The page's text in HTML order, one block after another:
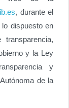
, durante el
lo dispuesto en
y la Ley
y
de la